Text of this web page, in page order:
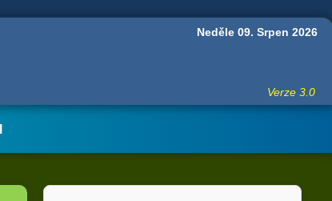
Neděle 09. Srpen 2026
Verze 3.0